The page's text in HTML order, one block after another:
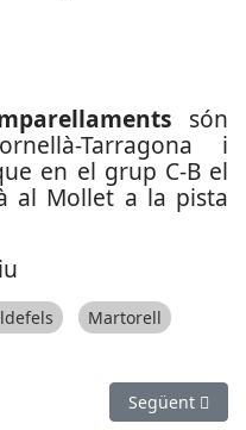
són
Tarragona i
en el grup C-B el
al Mollet a la pista
Martorell
per a la final de la
Article
Següent